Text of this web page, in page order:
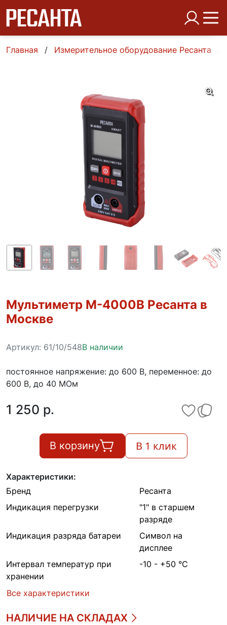
Главная Измерительное оборудование Ресанта
Мультиметр М-4000В Ресанта в
Москве
Артикул: 61/10/548В наличии
постоянное напряжение: до 600 В, переменное: до
600 В, до 40 МОм
1 250 p.
В корзину В 1 клик
Характеристики:
Бренд
Ресанта
Индикация перегрузки
"1" в старшем
разряде
Индикация разряда батареи
Символ на
дисплее
Интервал температур при
хранении
-10 - +50 °С
Все характеристики
НАЛИЧИЕ НА СКЛАДАХ